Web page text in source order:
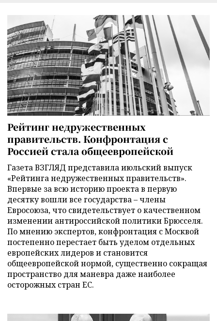
Рейтинг недружественных
правительств. Конфронтация с
Россией стала общеевропейской
Газета ВЗГЛЯД представила июльский выпуск
«Рейтинга недружественных правительств».
Впервые за всю историю проекта в первую
десятку вошли все государства – члены
Евросоюза, что свидетельствует о качественном
изменении антироссийской политики Брюсселя.
По мнению экспертов, конфронтация с Москвой
постепенно перестает быть уделом отдельных
европейских лидеров и становится
общеевропейской нормой, существенно сокращая
пространство для маневра даже наиболее
осторожных стран ЕС.